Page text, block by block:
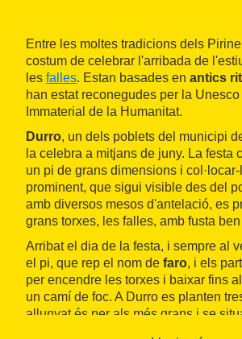
Entre les moltes tradicions dels
costum de celebrar l'arribada de
les falles. Estan basades en antics
han estat reconegudes per la
Immaterial de la Humanitat.
Durro, un dels poblets del municipi
la celebra a mitjans de juny. La festa
un pi de grans dimensions i
prominent, que sigui visible des del
amb diversos mesos d'antelació, es
grans torxes, les falles, amb fusta
Arribat el dia de la festa, i sempre al
el pi, que rep el nom de faro, i els
per encendre les torxes i baixar fins
un camí de foc. A Durro es planten
allunyat és per als més grans i se